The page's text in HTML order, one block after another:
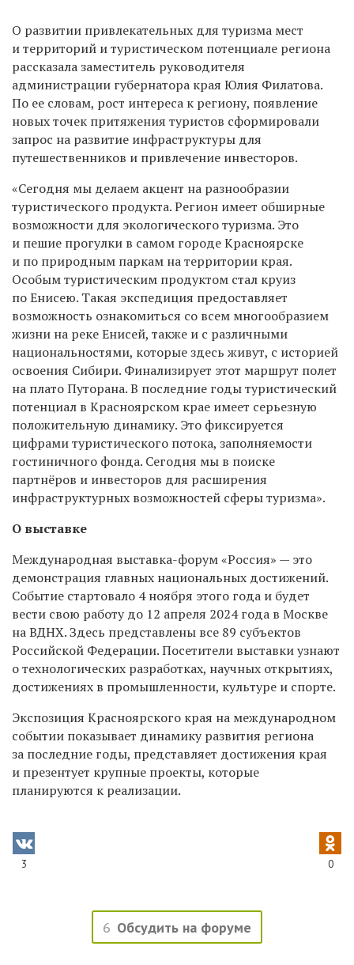
О развитии привлекательных для туризма мест
и территорий и туристическом потенциале региона
рассказала заместитель руководителя
администрации губернатора края Юлия Филатова.
По ее словам, рост интереса к региону, появление
новых точек притяжения туристов сформировали
запрос на развитие инфраструктуры для
путешественников и привлечение инвесторов.
«Сегодня мы делаем акцент на разнообразии
туристического продукта. Регион имеет обширные
возможности для экологического туризма. Это
и пешие прогулки в самом городе Красноярске
и по природным паркам на территории края.
Особым туристическим продуктом стал круиз
по Енисею. Такая экспедиция предоставляет
возможность ознакомиться со всем многообразием
жизни на реке Енисей, также и с различными
национальностями, которые здесь живут, с историей
освоения Сибири. Финализирует этот маршрут полет
на плато Путорана. В последние годы туристический
потенциал в Красноярском крае имеет серьезную
положительную динамику. Это фиксируется
цифрами туристического потока, заполняемости
гостиничного фонда. Сегодня мы в поиске
партнёров и инвесторов для расширения
инфраструктурных возможностей сферы туризма».
О выставке
Международная выставка-форум «Россия» — это
демонстрация главных национальных достижений.
Событие стартовало 4 ноября этого года и будет
вести свою работу до 12 апреля 2024 года в Москве
на ВДНХ. Здесь представлены все 89 субъектов
Российской Федерации. Посетители выставки узнают
о технологических разработках, научных открытиях,
достижениях в промышленности, культуре и спорте.
Экспозиция Красноярского края на международном
событии показывает динамику развития региона
за последние годы, представляет достижения края
и презентует крупные проекты, которые
планируются к реализации.
3 0
6 Обсудить на форуме